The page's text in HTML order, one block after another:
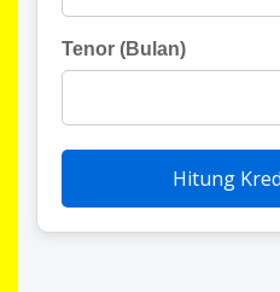
Tenor (Bulan)
Hitung